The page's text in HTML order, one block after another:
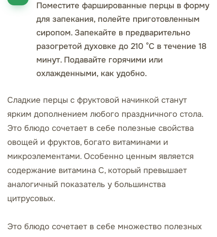
Поместите фаршированные перцы в форму
для запекания, полейте приготовленным
сиропом. Запекайте в предварительно
разогретой духовке до 210 °C в течение 18
минут. Подавайте горячими или
охлажденными, как удобно.
Сладкие перцы с фруктовой начинкой станут
ярким дополнением любого праздничного стола.
Это блюдо сочетает в себе полезные свойства
овощей и фруктов, богато витаминами и
микроэлементами. Особенно ценным является
содержание витамина С, который превышает
аналогичный показатель у большинства
цитрусовых.
Это блюдо сочетает в себе множество полезных